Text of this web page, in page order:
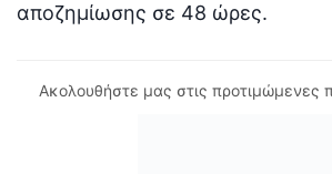
αποζημίωσης σε 48 ώρες.
Ακολουθήστε μας στις προτιμώμενες